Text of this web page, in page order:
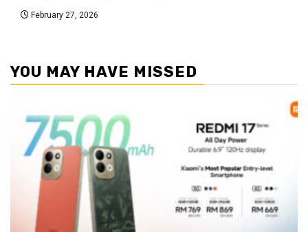
February 27, 2026
YOU MAY HAVE MISSED